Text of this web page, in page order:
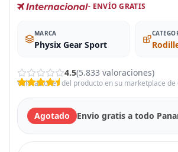
- ENVÍO GRATIS
MARCA
Physix Gear Sport
4.5(5.833 valoraciones)
Valoraciones del producto en su marketplace de
Agotado Envio gratis a todo